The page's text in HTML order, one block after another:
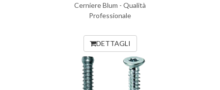
Cerniere Blum - Qualità
Professionale
DETTAGLI